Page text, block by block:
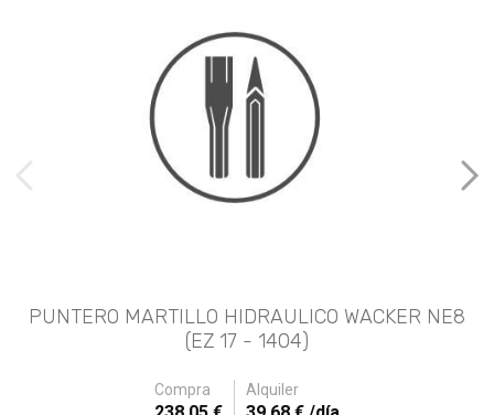
PUNTERO MARTILLO HIDRAULICO WACKER NE8
(EZ 17 - 1404)
Compra Alquiler
imágenes anteriores